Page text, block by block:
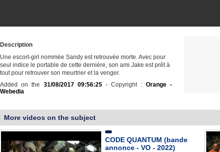
Description
Une escort-girl nommée Sandy est retrouvée morte. Avec pour
seul indice le portable de cette dernière, son ami Jake est prêt à
tout pour retrouver son meurtrier et la venger.
Added on the 31/08/2017 09:56:25- Copyright : Orange -
Webedia
More videos on the subject
CODE QUANTUM (bande
annonce - VO - 2022)